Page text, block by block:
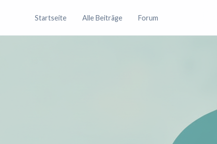
Startseite Alle Beiträge Forum